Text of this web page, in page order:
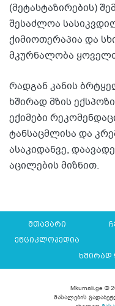
(მეტასტაზირების)
შესაძლოა
ქიმიოთერაპია და
მკურნალობა
რადგან კანის
ხშირად მზის
ექიმები
ტანსაცმლისა და
ასაკიდანვე,
აცილების მიზნით.
მთავარი
ენციკლოპედია
ხშირად
Mkurnali.ge ©
მასალების